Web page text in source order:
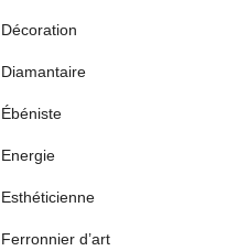
Décoration
Diamantaire
Ébéniste
Energie
Esthéticienne
Ferronnier d’art